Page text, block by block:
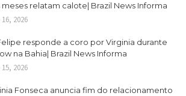
meses relatam calote| Brazil News Informa
2026
responde a coro por Virginia durante
na Bahia| Brazil News Informa
2026
Fonseca anuncia fim do relacionamento